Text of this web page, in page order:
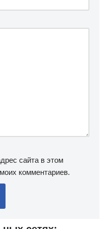
сайта в этом
комментариев.